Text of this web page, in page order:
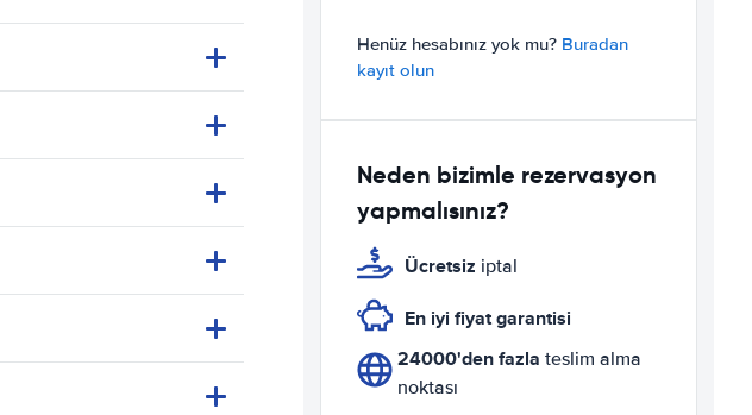
Henüz hesabınız yok mu? Buradan
kayıt olun
Neden bizimle rezervasyon
yapmalısınız?
Ücretsiz iptal
En iyi fiyat garantisi
24000'den fazla teslim alma
noktası